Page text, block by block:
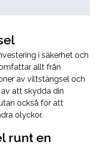
i säkerhet och
allt från
av viltstängsel och
att skydda din
också för att
olyckor.
runt en